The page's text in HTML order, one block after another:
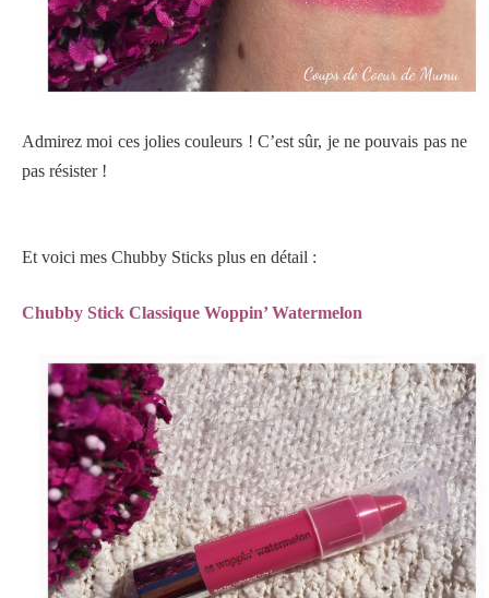
Admirez moi ces jolies couleurs ! C’est sûr, je ne pouvais pas ne
pas résister !
Et voici mes Chubby Sticks plus en détail :
Chubby Stick Classique Woppin’ Watermelon